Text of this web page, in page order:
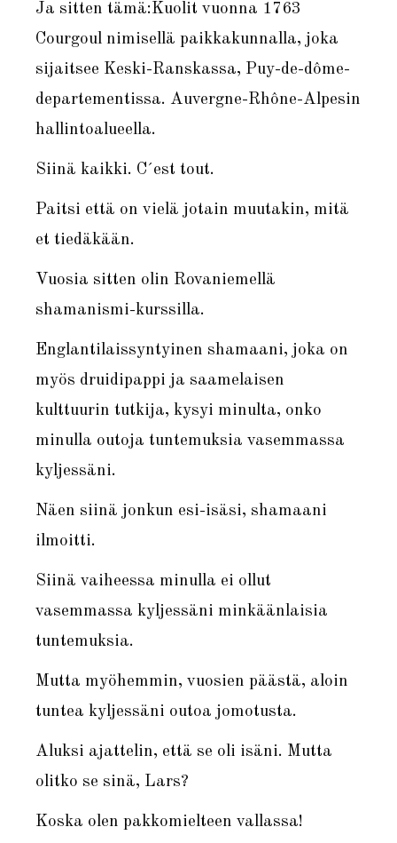
Ja sitten tämä:Kuolit vuonna 1763
Courgoul nimisellä paikkakunnalla, joka
sijaitsee Keski-Ranskassa, Puy-de-dôme-
departementissa. Auvergne-Rhône-Alpesin
hallintoalueella.
Siinä kaikki. C´est tout.
Paitsi että on vielä jotain muutakin, mitä
et tiedäkään.
Vuosia sitten olin Rovaniemellä
shamanismi-kurssilla.
Englantilaissyntyinen shamaani, joka on
myös druidipappi ja saamelaisen
kulttuurin tutkija, kysyi minulta, onko
minulla outoja tuntemuksia vasemmassa
kyljessäni.
Näen siinä jonkun esi-isäsi, shamaani
ilmoitti.
Siinä vaiheessa minulla ei ollut
vasemmassa kyljessäni minkäänlaisia
tuntemuksia.
Mutta myöhemmin, vuosien päästä, aloin
tuntea kyljessäni outoa jomotusta.
Aluksi ajattelin, että se oli isäni. Mutta
olitko se sinä, Lars?
Koska olen pakkomielteen vallassa!